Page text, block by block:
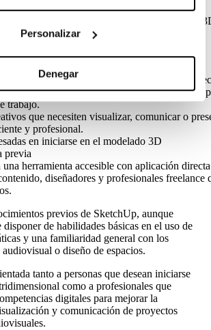
Personalizar
Denegar
está dirigida a
en adquirir competencias básicas de modelado
eventos y otros entornos audiovisuales.
adecuada para:
titulados en cine, comunicación audiovisual,
los departamentos de arte, dirección
trabajo.
que necesiten visualizar, comunicar o
y profesional.
en iniciarse en el modelado 3D
previa
una herramienta accesible con aplicación
diseñadores y profesionales
previos de SketchUp, aunque
disponer de habilidades básicas en el uso de
y una familiaridad general con los
o diseño de espacios.
tanto a personas que desean iniciarse
como a profesionales que
digitales para mejorar la
y comunicación de proyectos